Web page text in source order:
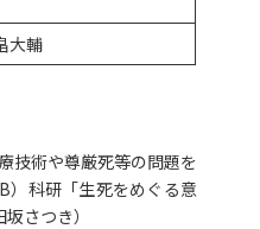
大輔
技術や尊厳死等の問題を
科研「生死をめぐる意
さつき）